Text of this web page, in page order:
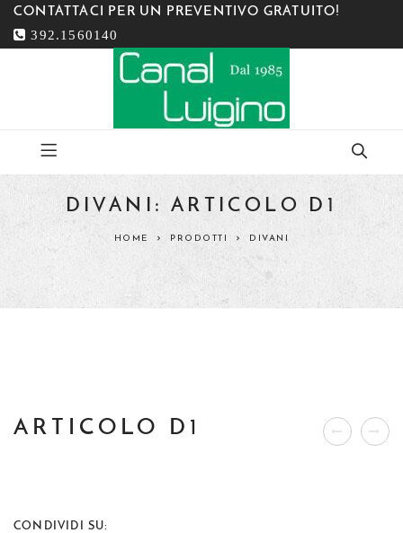
CONTATTACI PER UN PREVENTIVO GRATUITO!
392.1560140
DIVANI: ARTICOLO D1
HOME PRODOTTI DIVANI
ARTICOLO D1
CONDIVIDI SU: